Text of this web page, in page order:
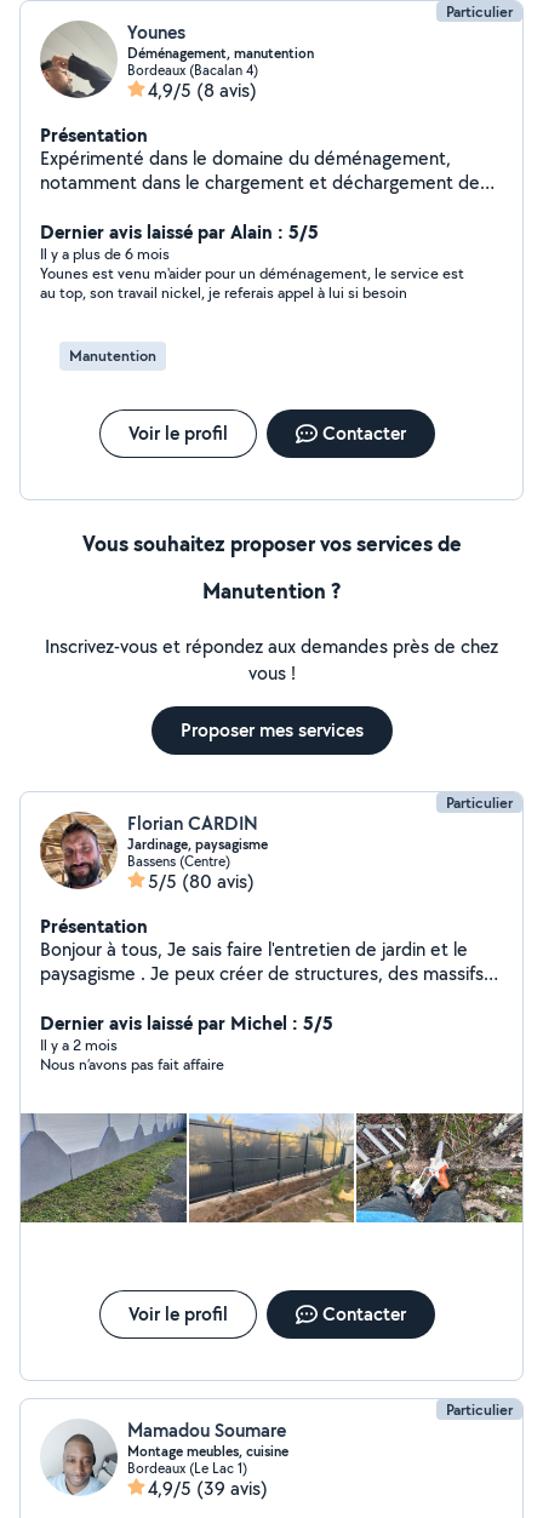
Particulier
Younes
Déménagement, manutention
Bordeaux (Bacalan 4)
4,9/5 (8 avis)
Présentation
Expérimenté dans le domaine du déménagement,
notamment dans le chargement et déchargement de
d'animaux, tonte pelouse petite quantité Au plaisir de
vous aider !
Dernier avis laissé par Alain : 5/5
Il y a plus de 6 mois
Younes est venu m'aider pour un déménagement, le service est
au top, son travail nickel, je referais appel à lui si besoin
Manutention
Voir le profil Contacter
Vous souhaitez proposer vos services de
Manutention ?
Inscrivez-vous et répondez aux demandes près de chez
vous !
Proposer mes services
Particulier
Florian CARDIN
Jardinage, paysagisme
Bassens (Centre)
5/5 (80 avis)
Présentation
Bonjour à tous, Je sais faire l'entretien de jardin et le
paysagisme . Je peux créer de structures, des massifs
mets en location tout le matériel pour le jardin et
l'entretien de la maison Je sais aussi faire la peinture,
saturateur, lasure et les toits. Tout ça dans la bonne
Dernier avis laissé par Michel : 5/5
Il y a 2 mois
Nous n’avons pas fait affaire
Voir le profil Contacter
Particulier
Mamadou Soumare
Montage meubles, cuisine
Bordeaux (Le Lac 1)
4,9/5 (39 avis)